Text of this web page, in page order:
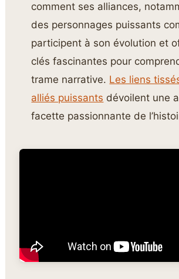
comment ses alliances,
des personnages puissants
participent à son évolution et
clés fascinantes pour
trame narrative. Les liens
alliés puissants dévoilent une
facette passionnante de